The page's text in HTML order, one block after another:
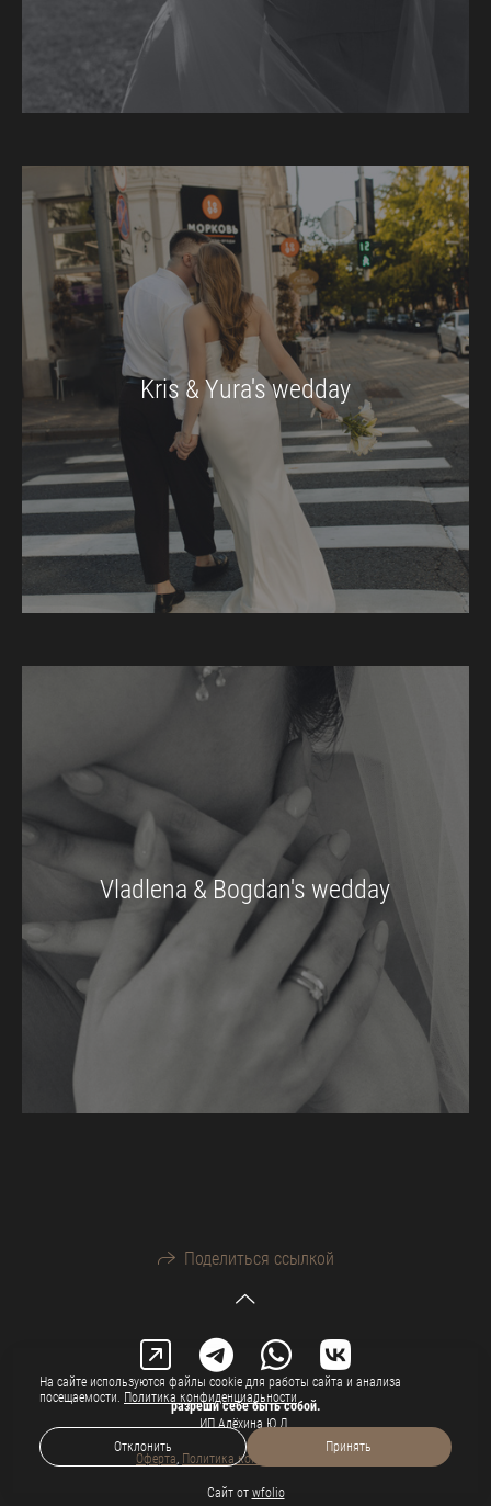
Kris & Yura's wedday
Vladlena & Bogdan's wedday
Поделиться ссылкой
разреши себе быть собой.
ИП Алёхина Ю.Д.
Оферта Политика конфиденциальности
Сайт от wfolio
На сайте используются файлы cookie для работы сайта и анализа
посещаемости. Политика конфиденциальности
Отклонить Принять